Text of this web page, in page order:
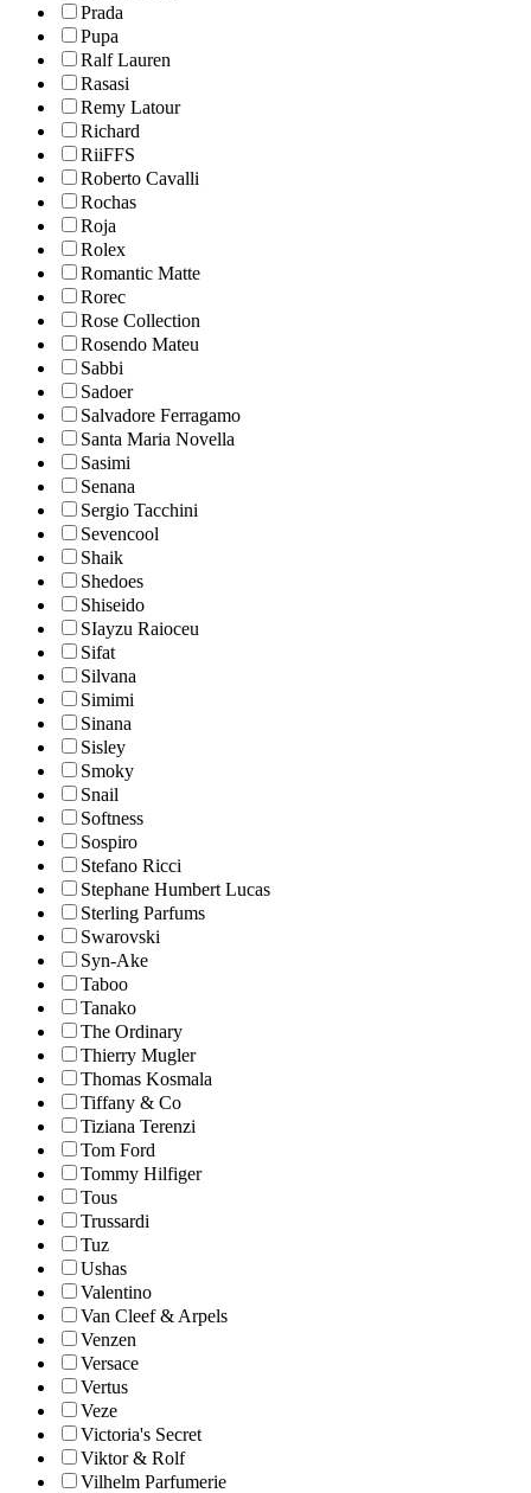
Prada
Pupa
Ralf Lauren
Rasasi
Remy Latour
Richard
RiiFFS
Roberto Cavalli
Rochas
Roja
Rolex
Romantic Matte
Rorec
Rose Collection
Rosendo Mateu
Sabbi
Sadoer
Salvadore Ferragamo
Santa Maria Novella
Sasimi
Senana
Sergio Tacchini
Sevencool
Shaik
Shedoes
Shiseido
SIayzu Raioceu
Sifat
Silvana
Simimi
Sinana
Sisley
Smoky
Snail
Softness
Sospiro
Stefano Ricci
Stephane Humbert Lucas
Sterling Parfums
Swarovski
Syn-Ake
Taboo
Tanako
The Ordinary
Thierry Mugler
Thomas Kosmala
Tiffany & Co
Tiziana Terenzi
Tom Ford
Tommy Hilfiger
Tous
Trussardi
Tuz
Ushas
Valentino
Van Cleef & Arpels
Venzen
Versace
Vertus
Veze
Victoria's Secret
Viktor & Rolf
Vilhelm Parfumerie